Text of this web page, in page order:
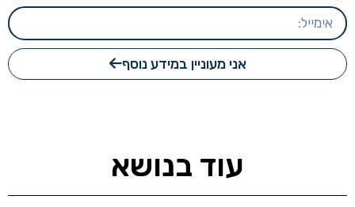
אני מעוניין במידע נוסף
עוד בנושא